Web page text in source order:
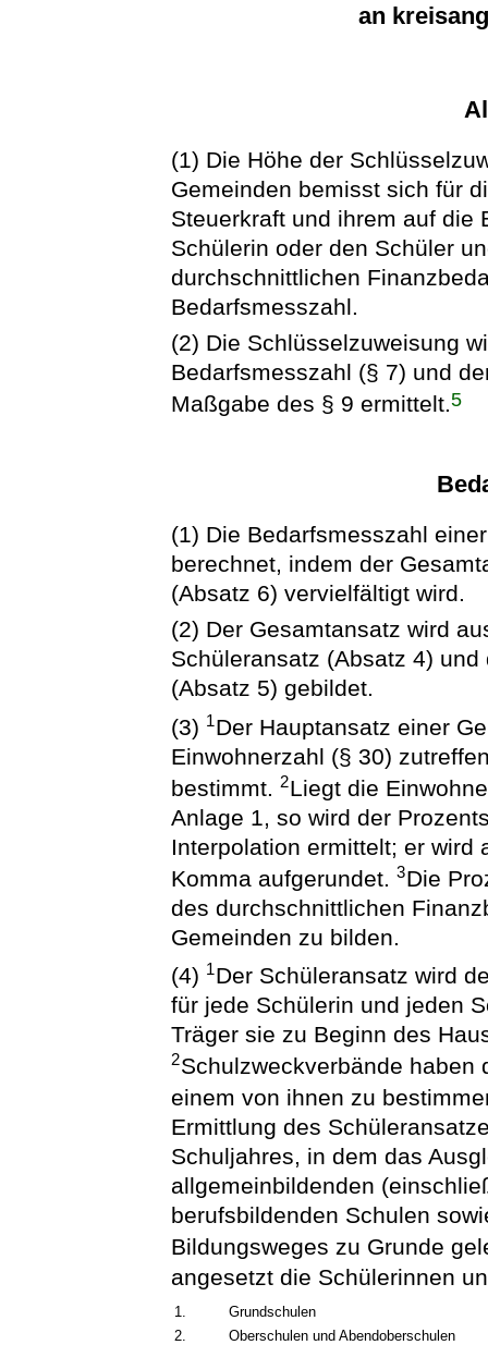
an
(1) Die Höhe der
Gemeinden bemisst sich für
Steuerkraft und ihrem auf die
Schülerin oder den Schüler
durchschnittlichen
Bedarfsmesszahl.
(2) Die Schlüsselzuweisung
Bedarfsmesszahl (§ 7) und
Maßgabe des § 9 ermittelt.5
(1) Die Bedarfsmesszahl
berechnet, indem der
(Absatz 6) vervielfältigt wird.
(2) Der Gesamtansatz wird
Schüleransatz (Absatz 4)
(Absatz 5) gebildet.
(3) 1Der Hauptansatz einer
Einwohnerzahl (§ 30)
bestimmt.2Liegt die
Anlage 1, so wird der
Interpolation ermittelt; er wird
Komma aufgerundet.3Die
des durchschnittlichen
Gemeinden zu bilden.
(4) 1Der Schüleransatz wird
für jede Schülerin und jeden
Träger sie zu Beginn des
2Schulzweckverbände haben
einem von ihnen zu
Ermittlung des
Schuljahres, in dem das
allgemeinbildenden
berufsbildenden Schulen
Bildungsweges zu Grunde
angesetzt die Schülerinnen
1.
Grundschulen
2.
Oberschulen und Abendoberschulen